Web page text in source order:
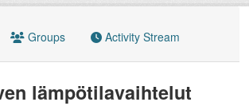
Groups Activity Stream
lämpötilavaihtelut